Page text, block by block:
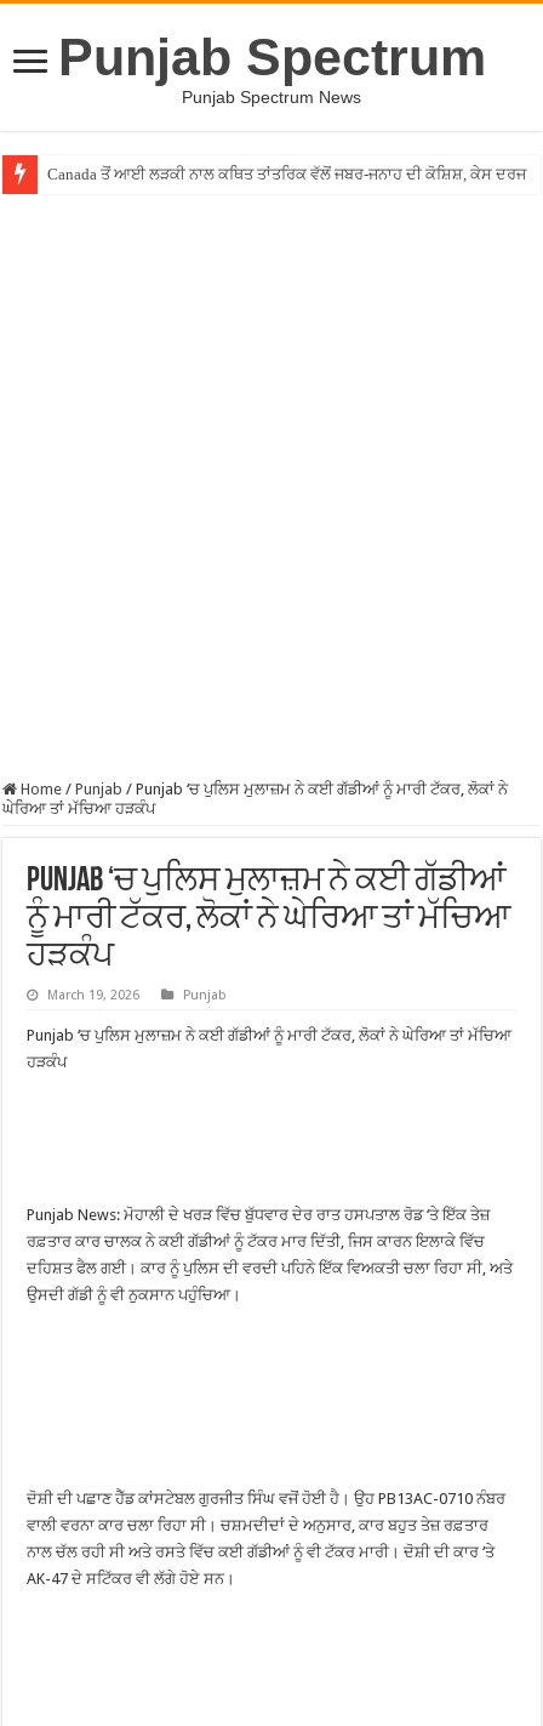
Punjab Spectrum
Punjab Spectrum News
Canada ਤੋਂ ਆਈ ਲੜਕੀ ਨਾਲ ਕਥਿਤ ਤਾਂਤਰਿਕ ਵੱਲੋਂ ਜਬਰ-ਜਨਾਹ ਦੀ ਕੋਸ਼ਿਸ਼, ਕੇਸ ਦਰਜ
Home / Punjab / Punjab ‘ਚ ਪੁਲਿਸ ਮੁਲਾਜ਼ਮ ਨੇ ਕਈ ਗੱਡੀਆਂ ਨੂੰ ਮਾਰੀ ਟੱਕਰ, ਲੋਕਾਂ ਨੇ
ਘੇਰਿਆ ਤਾਂ ਮੱਚਿਆ ਹੜਕੰਪ
Punjab ‘ਚ ਪੁਲਿਸ ਮੁਲਾਜ਼ਮ ਨੇ ਕਈ ਗੱਡੀਆਂ
ਨੂੰ ਮਾਰੀ ਟੱਕਰ, ਲੋਕਾਂ ਨੇ ਘੇਰਿਆ ਤਾਂ ਮੱਚਿਆ
ਹੜਕੰਪ
March 19, 2026 Punjab
Punjab ‘ਚ ਪੁਲਿਸ ਮੁਲਾਜ਼ਮ ਨੇ ਕਈ ਗੱਡੀਆਂ ਨੂੰ ਮਾਰੀ ਟੱਕਰ, ਲੋਕਾਂ ਨੇ ਘੇਰਿਆ ਤਾਂ ਮੱਚਿਆ
ਹੜਕੰਪ
Punjab News: ਮੋਹਾਲੀ ਦੇ ਖਰੜ ਵਿੱਚ ਬੁੱਧਵਾਰ ਦੇਰ ਰਾਤ ਹਸਪਤਾਲ ਰੋਡ ‘ਤੇ ਇੱਕ ਤੇਜ਼
ਰਫ਼ਤਾਰ ਕਾਰ ਚਾਲਕ ਨੇ ਕਈ ਗੱਡੀਆਂ ਨੂੰ ਟੱਕਰ ਮਾਰ ਦਿੱਤੀ, ਜਿਸ ਕਾਰਨ ਇਲਾਕੇ ਵਿੱਚ
ਦਹਿਸ਼ਤ ਫੈਲ ਗਈ। ਕਾਰ ਨੂੰ ਪੁਲਿਸ ਦੀ ਵਰਦੀ ਪਹਿਨੇ ਇੱਕ ਵਿਅਕਤੀ ਚਲਾ ਰਿਹਾ ਸੀ, ਅਤੇ
ਉਸਦੀ ਗੱਡੀ ਨੂੰ ਵੀ ਨੁਕਸਾਨ ਪਹੁੰਚਿਆ।
ਦੋਸ਼ੀ ਦੀ ਪਛਾਣ ਹੈੱਡ ਕਾਂਸਟੇਬਲ ਗੁਰਜੀਤ ਸਿੰਘ ਵਜੋਂ ਹੋਈ ਹੈ। ਉਹ PB13AC-0710 ਨੰਬਰ
ਵਾਲੀ ਵਰਨਾ ਕਾਰ ਚਲਾ ਰਿਹਾ ਸੀ। ਚਸ਼ਮਦੀਦਾਂ ਦੇ ਅਨੁਸਾਰ, ਕਾਰ ਬਹੁਤ ਤੇਜ਼ ਰਫ਼ਤਾਰ
ਨਾਲ ਚੱਲ ਰਹੀ ਸੀ ਅਤੇ ਰਸਤੇ ਵਿੱਚ ਕਈ ਗੱਡੀਆਂ ਨੂੰ ਵੀ ਟੱਕਰ ਮਾਰੀ। ਦੋਸ਼ੀ ਦੀ ਕਾਰ ‘ਤੇ
AK-47 ਦੇ ਸਟਿੱਕਰ ਵੀ ਲੱਗੇ ਹੋਏ ਸਨ।